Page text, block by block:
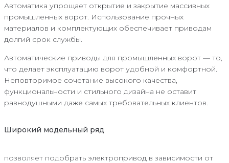
Автоматика упрощает открытие и закрытие массивных
промышленных ворот. Использование прочных
материалов и комплектующих обеспечивает приводам
долгий срок службы.
Автоматические приводы для промышленных ворот — то,
что делает эксплуатацию ворот удобной и комфортной.
Неповторимое сочетание высокого качества,
функциональности и стильного дизайна не оставит
равнодушными даже самых требовательных клиентов.
Широкий модельный ряд
позволяет подобрать электропривод в зависимости от